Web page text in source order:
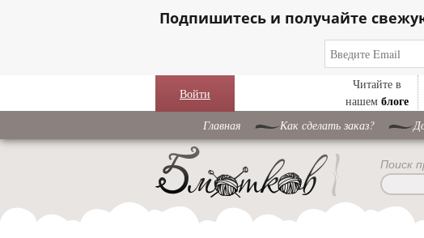
Подпишитесь и получайте
Войти
Читайте в
нашем блоге
Главная Как сделать заказ?
Поиск